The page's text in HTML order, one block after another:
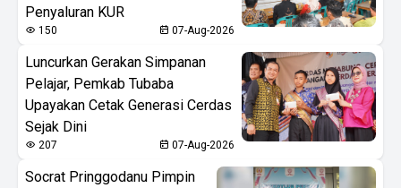
Penyaluran KUR
150 07-Aug-2026
Luncurkan Gerakan Simpanan
Pelajar, Pemkab Tubaba
Upayakan Cetak Generasi Cerdas
Sejak Dini
207 07-Aug-2026
Socrat Pringgodanu Pimpin